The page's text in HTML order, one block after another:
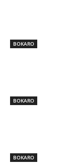
BOKARO
BOKARO
BOKARO